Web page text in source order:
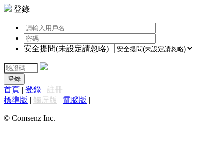
登錄
安全提問(未設定請忽略)
登錄
首頁 | 登錄 | 註冊
標準版 | 觸屏版 | 電腦版 |
© Comsenz Inc.